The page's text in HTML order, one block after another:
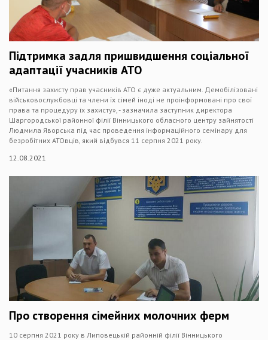
Підтримка задля пришвидшення соціальної
адаптації учасників АТО
«Питання захисту прав учасників АТО є дуже актуальним. Демобілізовані
військовослужбовці та члени їх сімей іноді не проінформовані про свої
права та процедуру їх захисту», - зазначила заступник директора
Шаргородської районної філії Вінницького обласного центру зайнятості
Людмила Яворська під час проведення інформаційного семінару для
безробітних АТОвців, який відбувся 11 серпня 2021 року.
12.08.2021
Про створення сімейних молочних ферм
10 серпня 2021 року в Липовецькій районній філії Вінницького